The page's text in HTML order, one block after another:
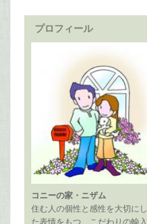
プロフィール
コニーの家・ニザム
住む人の個性と感性を大切にし
た表情をもつ、こだわりの輸入